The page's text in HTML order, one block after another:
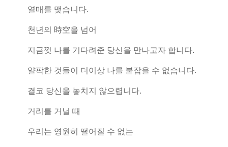
열매를 맺습니다.
천년의 時空을 넘어
지금껏 나를 기다려준 당신을 만나고자 합니다.
얄팍한 것들이 더이상 나를 붙잡을 수 없습니다.
결코 당신을 놓치지 않으렵니다.
거리를 거닐 때
우리는 영원히 떨어질 수 없는